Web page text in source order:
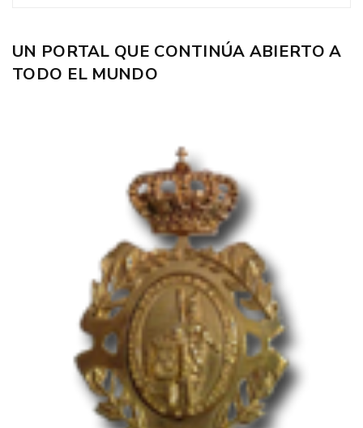
UN PORTAL QUE CONTINÚA ABIERTO A
TODO EL MUNDO